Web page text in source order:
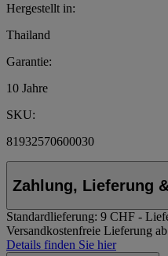
Hergestellt in:
Thailand
Garantie:
10 Jahre
SKU:
81932570600030
Zahlung, Lieferung
Standardlieferung: 9 CHF -
Versandkostenfreie Lieferung
Details finden Sie hier